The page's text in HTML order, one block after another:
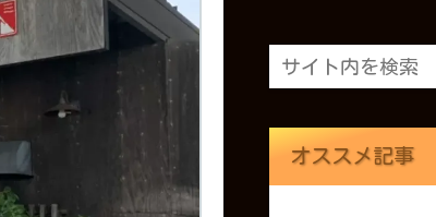
オススメ記事